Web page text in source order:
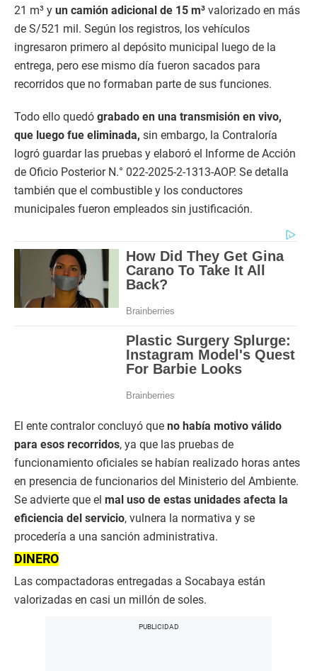
21 m³ y un camión adicional de 15 m³ valorizado en más
de S/521 mil. Según los registros, los vehículos
ingresaron primero al depósito municipal luego de la
entrega, pero ese mismo día fueron sacados para
recorridos que no formaban parte de sus funciones.
Todo ello quedó grabado en una transmisión en vivo,
que luego fue eliminada, sin embargo, la Contraloría
logró guardar las pruebas y elaboró el Informe de Acción
de Oficio Posterior N.° 022-2025-2-1313-AOP. Se detalla
también que el combustible y los conductores
municipales fueron empleados sin justificación.
El ente contralor concluyó que no había motivo válido
para esos recorridos, ya que las pruebas de
funcionamiento oficiales se habían realizado horas antes
en presencia de funcionarios del Ministerio del Ambiente.
Se advierte que el mal uso de estas unidades afecta la
eficiencia del servicio, vulnera la normativa y se
procedería a una sanción administrativa.
DINERO
Las compactadoras entregadas a Socabaya están
valorizadas en casi un millón de soles.